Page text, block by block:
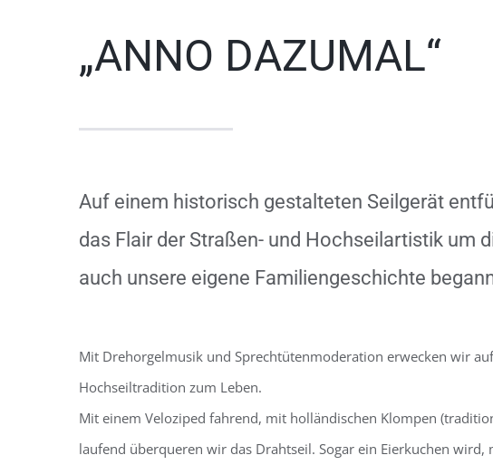
„ANNO DAZUMAL“
Auf einem historisch gestalteten Seilgerät
das Flair der Straßen- und Hochseilartistik um
auch unsere eigene Familiengeschichte
Mit Drehorgelmusik und Sprechtütenmoderation erwecken wir
Hochseiltradition zum Leben.
Mit einem Veloziped fahrend, mit holländischen Klompen
laufend überqueren wir das Drahtseil. Sogar ein Eierkuchen